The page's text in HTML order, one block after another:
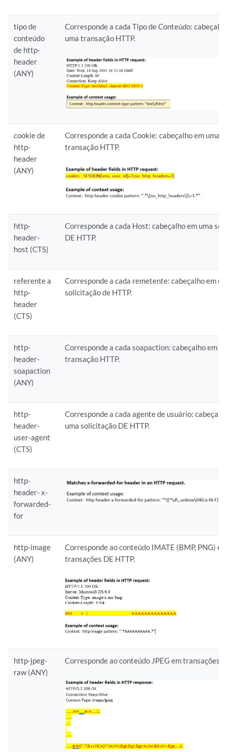
tipo de
conteúdo
de http-
header
(ANY)
Corresponde a cada Tipo de Conteúdo:
uma transação HTTP.
cookie de
http-
header
(ANY)
Corresponde a cada Cookie: cabeçalho em uma
transação HTTP.
http-
header-
host (CTS)
Corresponde a cada Host: cabeçalho em uma
DE HTTP.
referente a
http-
header
(CTS)
Corresponde a cada remetente: cabeçalho em
solicitação de HTTP.
http-
header-
soapaction
(ANY)
Corresponde a cada soapaction: cabeçalho em
transação HTTP.
http-
header-
user-agent
(CTS)
Corresponde a cada agente de usuário:
uma solicitação DE HTTP.
http-
header- x-
forwarded-
for
http-image
(ANY)
Corresponde ao conteúdo IMATE (BMP, PNG)
transações DE HTTP.
http-jpeg-
raw (ANY)
Corresponde ao conteúdo JPEG em transações